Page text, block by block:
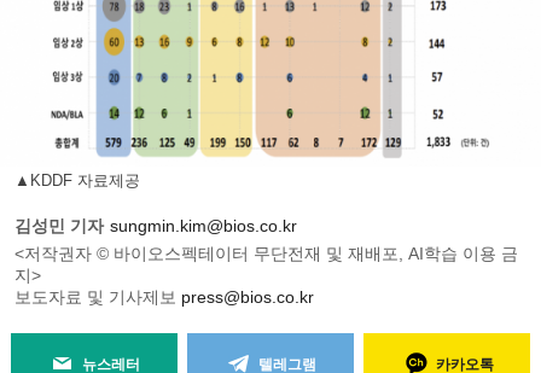
▲KDDF 자료제공
김성민 기자 sungmin.kim@bios.co.kr
<저작권자 © 바이오스펙테이터 무단전재 및 재배포, AI학습 이용 금
지>
보도자료 및 기사제보 press@bios.co.kr
뉴스레터 텔레그램 카카오톡